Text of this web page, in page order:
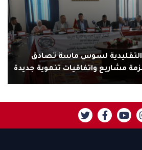
التقليدية لسوس ماسة تصادق
مشاريع واتفاقيات تنموية جديدة